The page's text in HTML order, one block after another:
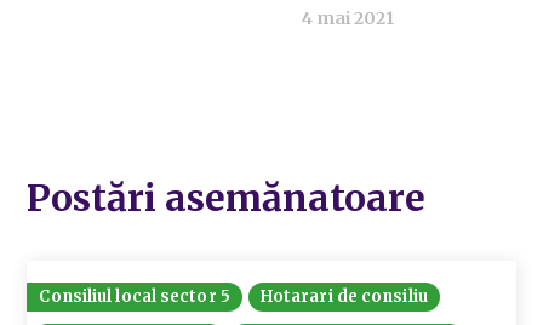
4 mai 2021
Postări asemănatoare
Consiliul local sector 5
Hotarari de consiliu